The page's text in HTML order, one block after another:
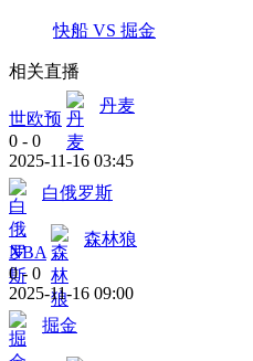
快船 VS 掘金
相关直播
世欧预
丹麦
0 - 0
2025-11-16 03:45
白俄罗斯
NBA
森林狼
0 - 0
2025-11-16 09:00
掘金